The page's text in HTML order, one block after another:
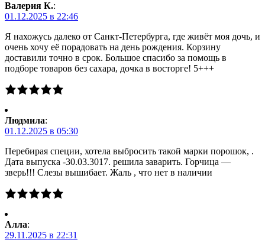
Валерия К.:
01.12.2025 в 22:46
Я нахожусь далеко от Санкт-Петербурга, где живёт моя дочь, и
очень хочу её порадовать на день рождения. Корзину
доставили точно в срок. Большое спасибо за помощь в
подборе товаров без сахара, дочка в восторге! 5+++
Людмила:
01.12.2025 в 05:30
Перебирая специи, хотела выбросить такой марки порошок, .
Дата выпуска -30.03.3017. решила заварить. Горчица —
зверь!!! Слезы вышибает. Жаль , что нет в наличии
Алла:
29.11.2025 в 22:31